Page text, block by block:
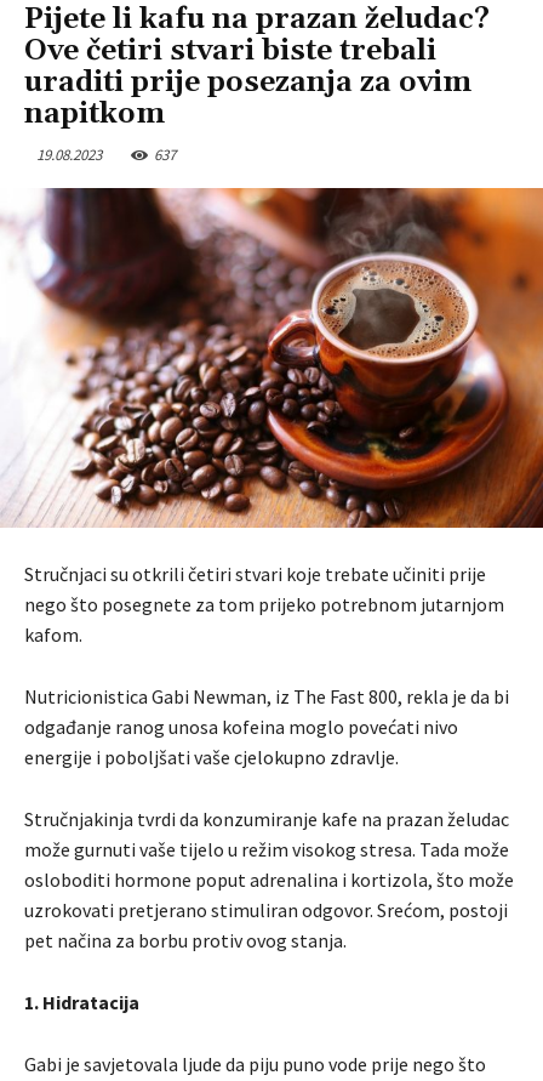
Pijete li kafu na prazan želudac?
Ove četiri stvari biste trebali
uraditi prije posezanja za ovim
napitkom
19.08.2023 637
Stručnjaci su otkrili četiri stvari koje trebate učiniti prije
nego što posegnete za tom prijeko potrebnom jutarnjom
kafom.
Nutricionistica Gabi Newman, iz The Fast 800, rekla je da bi
odgađanje ranog unosa kofeina moglo povećati nivo
energije i poboljšati vaše cjelokupno zdravlje.
Stručnjakinja tvrdi da konzumiranje kafe na prazan želudac
može gurnuti vaše tijelo u režim visokog stresa. Tada može
osloboditi hormone poput adrenalina i kortizola, što može
uzrokovati pretjerano stimuliran odgovor. Srećom, postoji
pet načina za borbu protiv ovog stanja.
1. Hidratacija
Gabi je savjetovala ljude da piju puno vode prije nego što